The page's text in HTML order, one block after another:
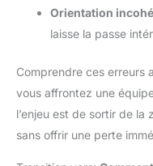
Orientation
laisse la passe
Comprendre ces erreurs
vous affrontez une
l’enjeu est de sortir de la
sans offrir une perte